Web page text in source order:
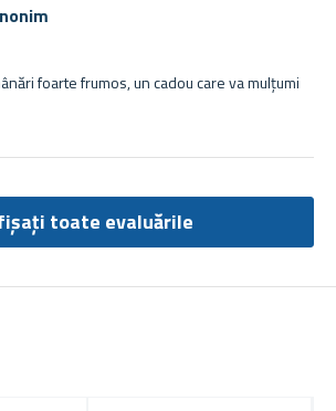
foarte frumos, un cadou care va mulțumi
toate evaluările